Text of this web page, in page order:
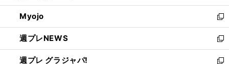
開
く
ウ
で
開
く
ン
ド
ウ
で
開
く
ウ
ィ
ン
ド
ウ
で
Myojo
新
し
い
ウ
ィ
週プレNEWS
新
し
い
週プレ グラジャパ!